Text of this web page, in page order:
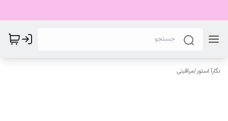
نگارآ استور/مراقبتی